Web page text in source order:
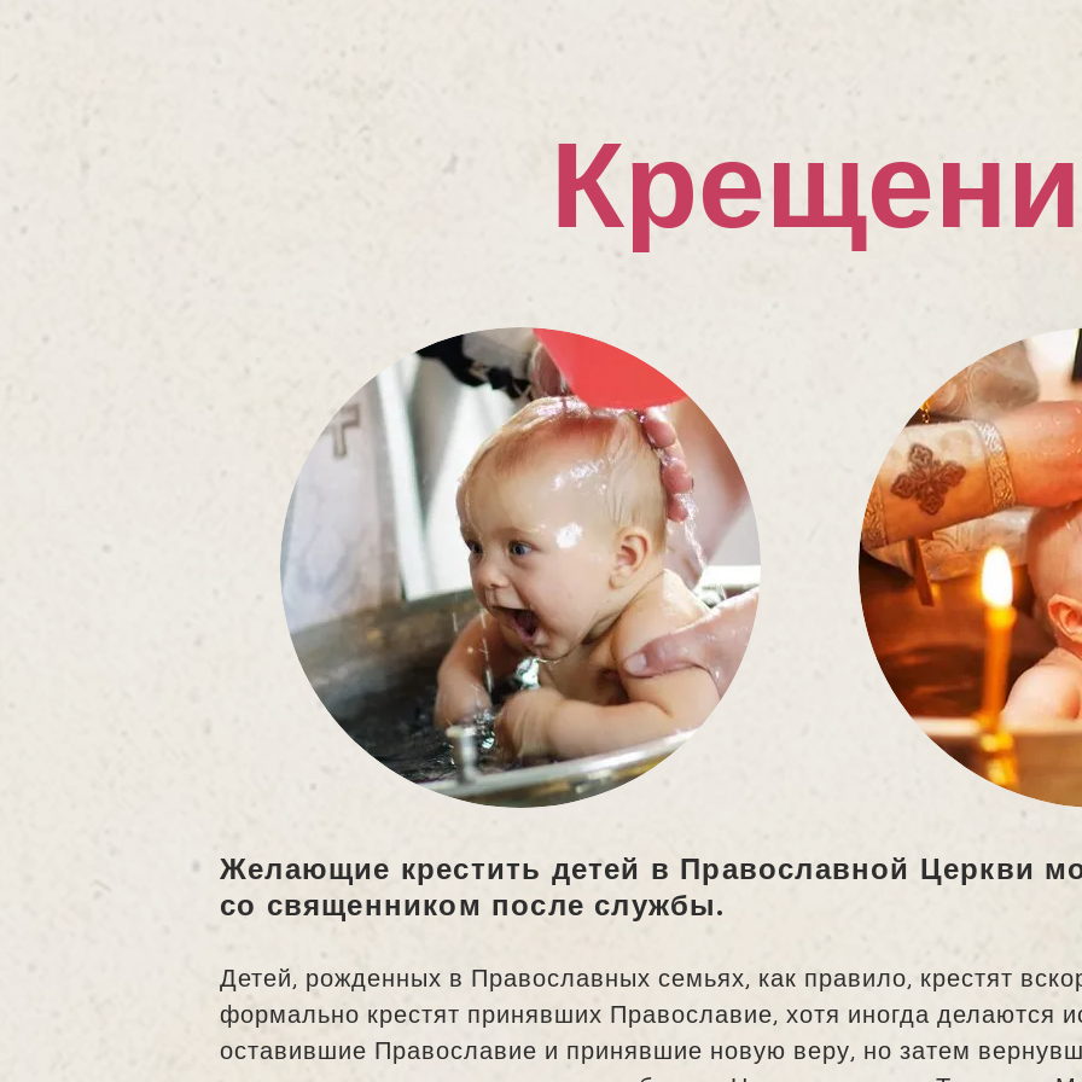
Желающие крестить детей в Православной Церкви
со священником после службы.
Детей, рожденных в Православных семьях, как правило, крестят
формально крестят принявших Православие, хотя иногда делаются
оставившие Православие и принявшие новую веру, но затем